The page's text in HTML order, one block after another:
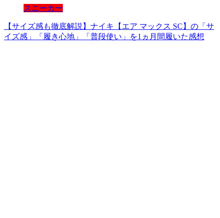
スニーカー
【サイズ感も徹底解説】ナイキ【エア マックス SC】の「サ
イズ感」「履き心地」「普段使い」を1ヵ月間履いた感想